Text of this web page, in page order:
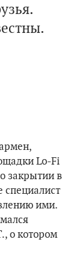
Lo-Fi
закрытии в
специалист
ими.
о котором